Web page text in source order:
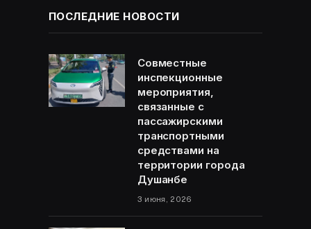
ПОСЛЕДНИЕ НОВОСТИ
Совместные
инспекционные
мероприятия,
связанные с
пассажирскими
транспортными
средствами на
территории города
Душанбе
3 июня, 2026